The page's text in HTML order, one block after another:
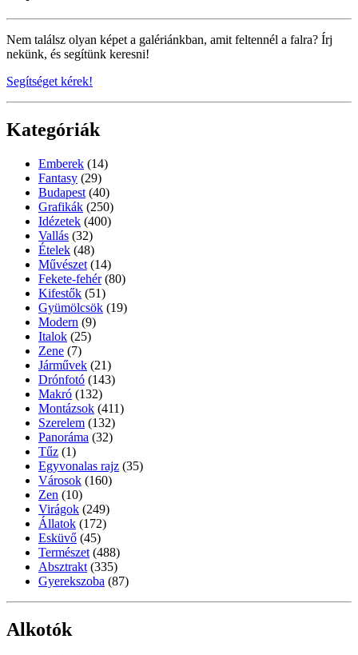
Nem találsz olyan képet a galériánkban, amit feltennél a falra? Írj
nekünk, és segítünk keresni!
Segítséget kérek!
Kategóriák
Emberek (14)
Fantasy (29)
Budapest (40)
Grafikák (250)
Idézetek (400)
Vallás (32)
Ételek (48)
Művészet (14)
Fekete-fehér (80)
Kifestők (51)
Gyümölcsök (19)
Modern (9)
Italok (25)
Zene (7)
Járművek (21)
Drónfotó (143)
Makró (132)
Montázsok (411)
Szerelem (132)
Panoráma (32)
Tűz (1)
Egyvonalas rajz (35)
Városok (160)
Zen (10)
Virágok (249)
Állatok (172)
Esküvő (45)
Természet (488)
Absztrakt (335)
Gyerekszoba (87)
Alkotók